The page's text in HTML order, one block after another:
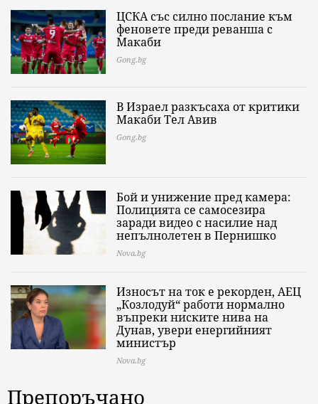
ЦСКА със силно послание към
феновете преди реванша с
Макаби
Gong.bg
В Израел разкъсаха от критики
Макаби Тел Авив
Gong.bg
Бой и унижение пред камера:
Полицията се самосезира
заради видео с насилие над
непълнолетен в Пернишко
Nova.bg
Износът на ток е рекорден, АЕЦ
„Козлодуй“ работи нормално
въпреки ниските нива на
Дунав, увери енергийният
министър
Nova.bg
Препоръчано